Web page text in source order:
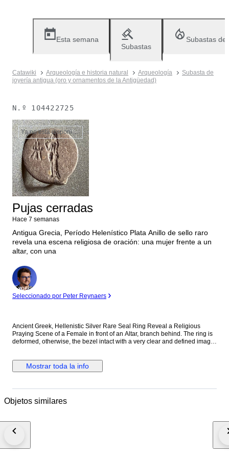
Esta semana
Subastas
Subastas
Catawiki Arqueología e historia natural Arqueología
Subasta de
joyería antigua (oro y ornamentos de la Antigüedad)
N.º 104422725
Ya no está disponible
Pujas cerradas
Hace 7 semanas
Antigua Grecia, Período Helenístico Plata Anillo de sello raro
revela una escena religiosa de oración: una mujer frente a un
altar, con una
Experto
Seleccionado por Peter Reynaers
Ancient Greek, Hellenistic Silver Rare Seal Ring Reveal a Religious
Praying Scene of a Female in front of an Altar, branch behind. The ring is
deformed, otherwise, the bezel intact with a very clear and defined image
Mostrar toda la info
Objetos similares